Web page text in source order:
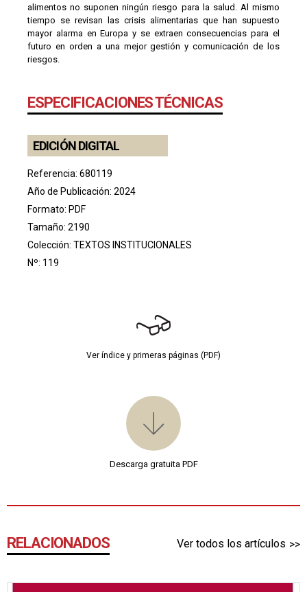
alimentos no suponen ningún riesgo para la salud. Al mismo
tiempo se revisan las crisis alimentarias que han supuesto
mayor alarma en Europa y se extraen consecuencias para el
futuro en orden a una mejor gestión y comunicación de los
riesgos.
ESPECIFICACIONES TÉCNICAS
EDICIÓN DIGITAL
Referencia: 680119
Año de Publicación: 2024
Formato: PDF
Tamaño: 2190
Colección: TEXTOS INSTITUCIONALES
Nº: 119
Ver índice y primeras páginas (PDF)
Descarga gratuita PDF
RELACIONADOS Ver todos los artículos